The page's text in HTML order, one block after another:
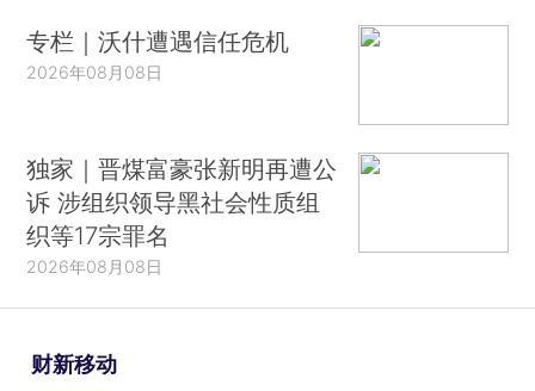
专栏｜沃什遭遇信任危机
2026年08月08日
独家｜晋煤富豪张新明再遭公
诉 涉组织领导黑社会性质组
织等17宗罪名
2026年08月08日
财新移动